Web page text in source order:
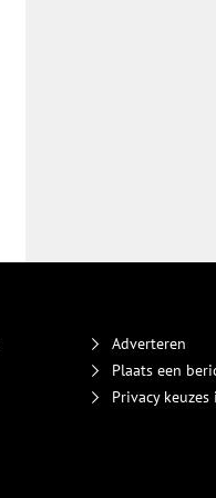
Adverteren
Plaats een
Privacy